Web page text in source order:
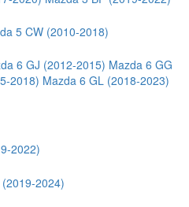
5 CW (2010-2018)
6 GJ (2012-2015) Mazda 6 GG
2018) Mazda 6 GL (2018-2023)
2022)
2024)